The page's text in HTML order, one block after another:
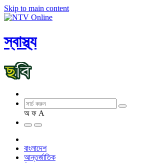
Skip to main content
স্বাস্থ্য
অ ফ A
বাংলাদেশ
আন্তর্জাতিক